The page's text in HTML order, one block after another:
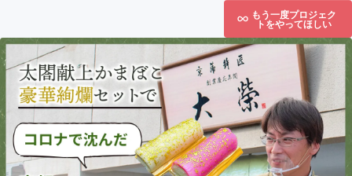
もう一度プロジェク
トをやってほしい